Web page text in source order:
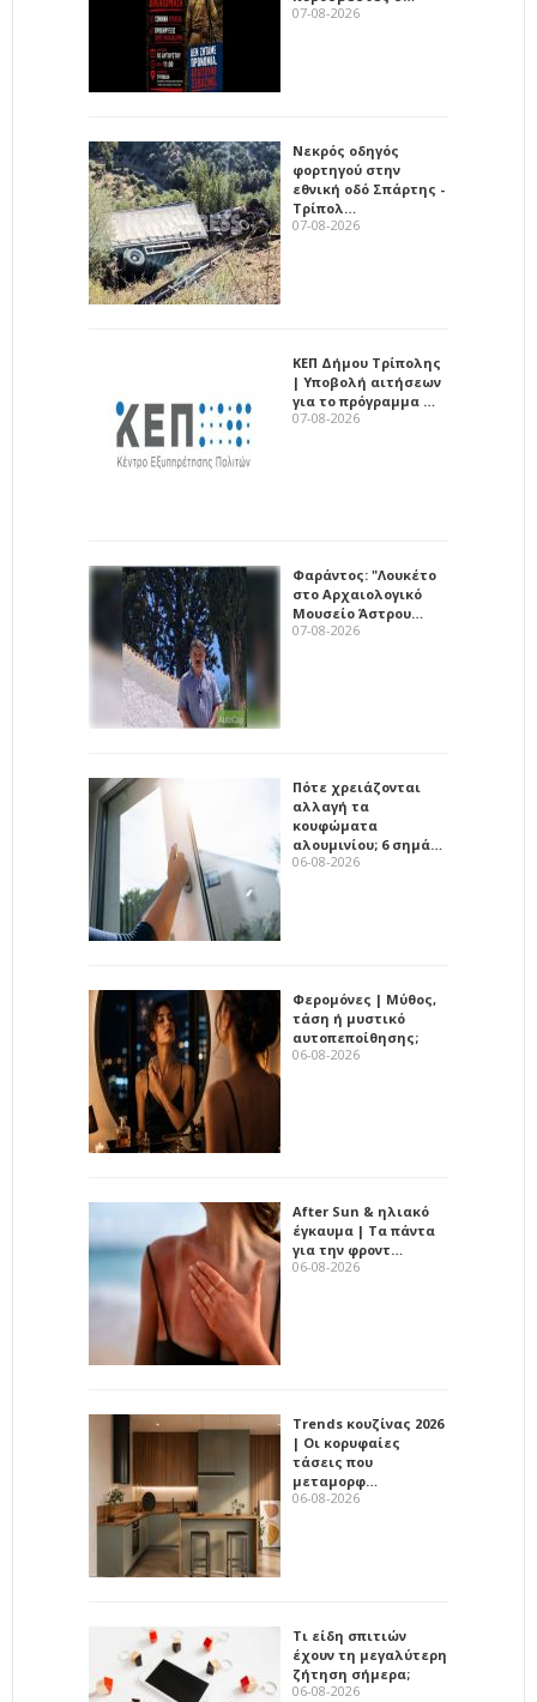
07-08-2026
Νεκρός οδηγός
φορτηγού στην
εθνική οδό Σπάρτης -
Τρίπολ…
07-08-2026
ΚΕΠ Δήμου Τρίπολης
| Υποβολή αιτήσεων
για το πρόγραμμα …
07-08-2026
Φαράντος: "Λουκέτο
στο Αρχαιολογικό
Μουσείο Άστρου…
07-08-2026
Πότε χρειάζονται
αλλαγή τα
κουφώματα
αλουμινίου; 6 σημά…
06-08-2026
Φερομόνες | Μύθος,
τάση ή μυστικό
αυτοπεποίθησης;
06-08-2026
After Sun & ηλιακό
έγκαυμα | Τα πάντα
για την φροντ…
06-08-2026
Trends κουζίνας 2026
| Οι κορυφαίες
τάσεις που
μεταμορφ…
06-08-2026
Τι είδη σπιτιών
έχουν τη μεγαλύτερη
ζήτηση σήμερα;
06-08-2026